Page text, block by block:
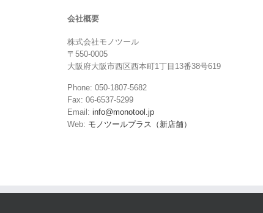
会社概要
株式会社モノツール
〒550-0005
大阪府大阪市西区西本町1丁目13番38号619
Phone: 050-1807-5682
Fax: 06-6537-5299
Email:info@monotool.jp
Web: モノツールプラス（新店舗）